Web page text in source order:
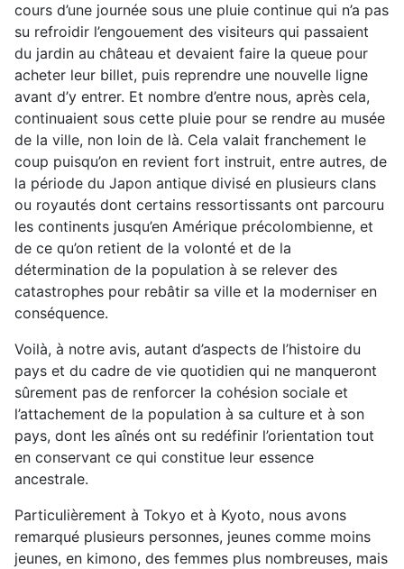
cours d’une journée sous une pluie continue qui n’a pas
su refroidir l’engouement des visiteurs qui passaient
du jardin au château et devaient faire la queue pour
acheter leur billet, puis reprendre une nouvelle ligne
avant d’y entrer. Et nombre d’entre nous, après cela,
continuaient sous cette pluie pour se rendre au musée
de la ville, non loin de là. Cela valait franchement le
coup puisqu’on en revient fort instruit, entre autres, de
la période du Japon antique divisé en plusieurs clans
ou royautés dont certains ressortissants ont parcouru
les continents jusqu’en Amérique précolombienne, et
de ce qu’on retient de la volonté et de la
détermination de la population à se relever des
catastrophes pour rebâtir sa ville et la moderniser en
conséquence.
Voilà, à notre avis, autant d’aspects de l’histoire du
pays et du cadre de vie quotidien qui ne manqueront
sûrement pas de renforcer la cohésion sociale et
l’attachement de la population à sa culture et à son
pays, dont les aînés ont su redéfinir l’orientation tout
en conservant ce qui constitue leur essence
ancestrale.
Particulièrement à Tokyo et à Kyoto, nous avons
remarqué plusieurs personnes, jeunes comme moins
jeunes, en kimono, des femmes plus nombreuses, mais